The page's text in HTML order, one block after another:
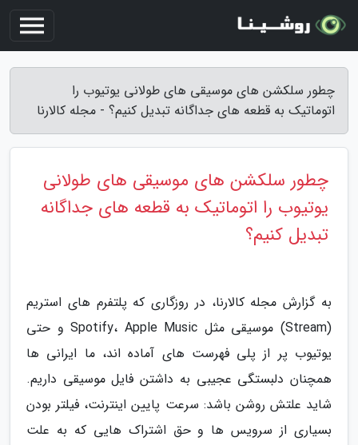
چطور سلکشن های موسیقی های طولانی یوتیوب را
اتوماتیک به قطعه های جداگانه تبدیل کنیم؟ - مجله کالارنا
چطور سلکشن های موسیقی های طولانی
یوتیوب را اتوماتیک به قطعه های جداگانه
تبدیل کنیم؟
به گزارش مجله کالارنا، در روزگاری که پلتفرم های استریم
(Stream) موسیقی مثل Spotify، Apple Music و حتی
یوتیوب پر از پلی فهرست های آماده اند، ما ایرانی ها
همچنان دلبستگی عجیبی به داشتن فایل موسیقی داریم.
شاید علتش روشن باشد: سرعت پایین اینترنت، فیلتر بودن
بسیاری از سرویس ها و حق اشتراک هایی که به علت